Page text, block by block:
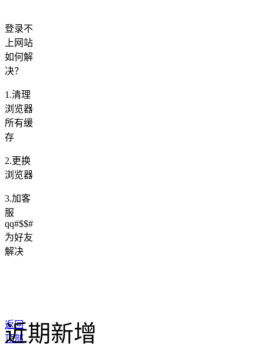
登录不
上网站
如何解
决？
1.清理
浏览器
所有缓
存
2.更换
浏览器
3.加客
服
qq#$$#
为好友
解决
返回
顶部
近期新增